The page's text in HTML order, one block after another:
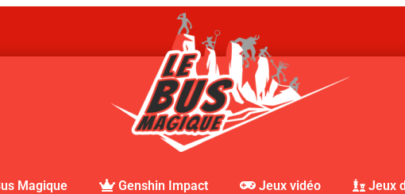
Magique Genshin Impact Jeux vidéo Jeux